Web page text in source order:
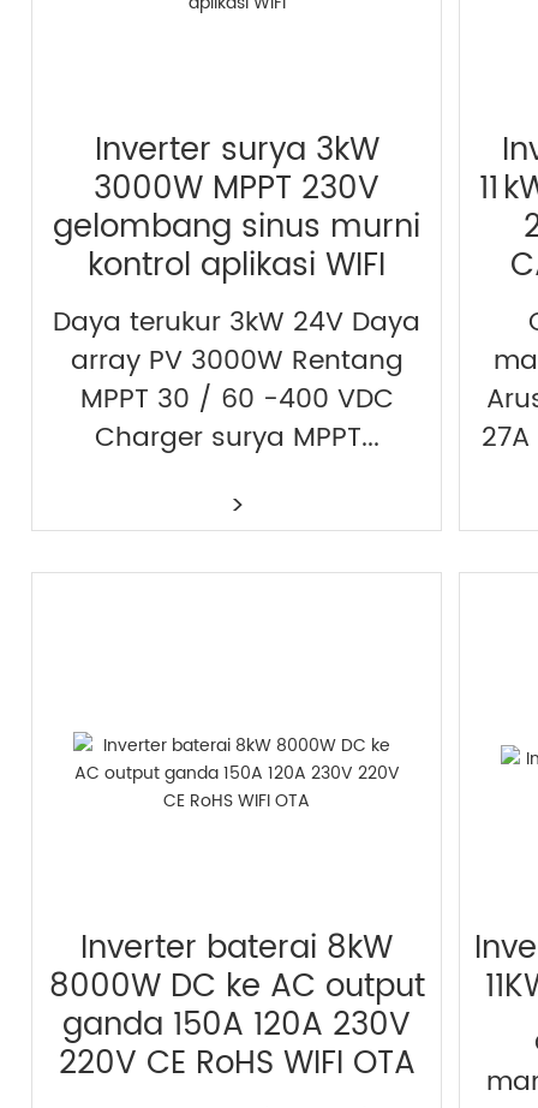
Inverter surya 3kW
3000W MPPT 230V
gelombang sinus murni
kontrol aplikasi WIFI
Daya terukur 3kW 24V Daya
array PV 3000W Rentang
MPPT 30 / 60 -400 VDC
Charger surya MPPT...
>
11
Inverter baterai 8kW
8000W DC ke AC output
ganda 150A 120A 230V
220V CE RoHS WIFI OTA